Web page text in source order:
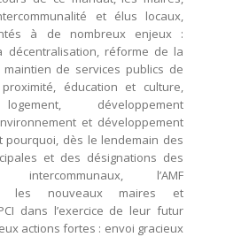
et élus locaux,
à de nombreux enjeux :
décentralisation, réforme de la
maintien de services publics de
éducation et culture,
développement
et développement
pourquoi, dès le lendemain des
et des désignations des
intercommunaux, l’AMF
les nouveaux maires et
dans l’exercice de leur futur
actions fortes : envoi gracieux